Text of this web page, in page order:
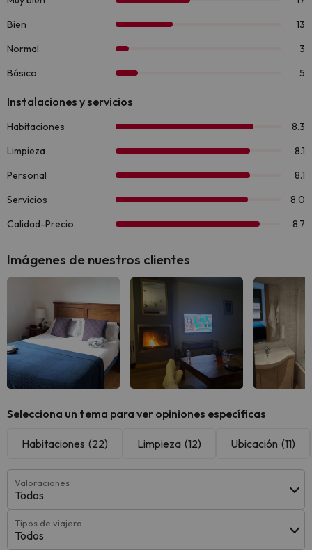
Imágenes de nuestros clientes
Selecciona un tema para ver opiniones específicas
Habitaciones (22) Limpieza (12) Ubicación (11)
Valoraciones
Todos
Tipos de viajero
Todos